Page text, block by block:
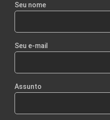
Seu nome
Seu e-mail
Assunto